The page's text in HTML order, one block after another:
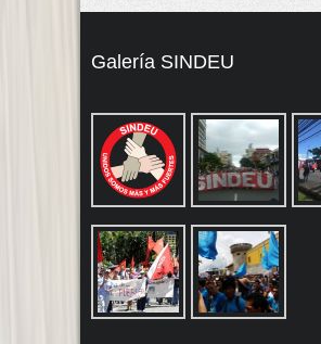
Galería SINDEU